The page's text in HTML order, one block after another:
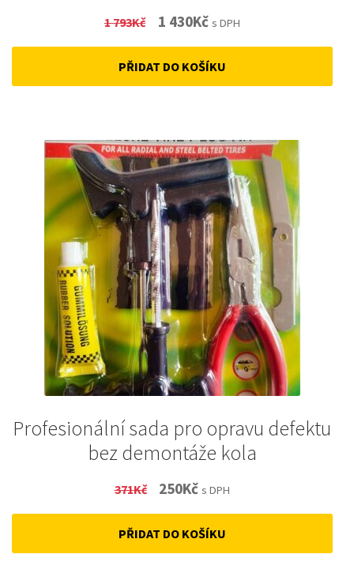
1 793Kč
Original
price
was:
1 430KčCurrent
price
is:
s DPH
PŘIDAT DO KOŠÍKU
Profesionální sada pro opravu defektu
bez demontáže kola
371Kč
Original
price
was:
250KčCurrent
price
is:
s DPH
PŘIDAT DO KOŠÍKU